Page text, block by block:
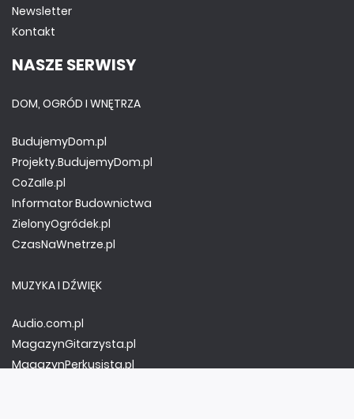
Newsletter
Kontakt
NASZE SERWISY
DOM, OGRÓD I WNĘTRZA
BudujemyDom.pl
Projekty.BudujemyDom.pl
CoZaIle.pl
Informator Budownictwa
ZielonyOgródek.pl
CzasNaWnetrze.pl
MUZYKA I DŹWIĘK
Audio.com.pl
MagazynGitarzysta.pl
MagazynPerkusista.pl